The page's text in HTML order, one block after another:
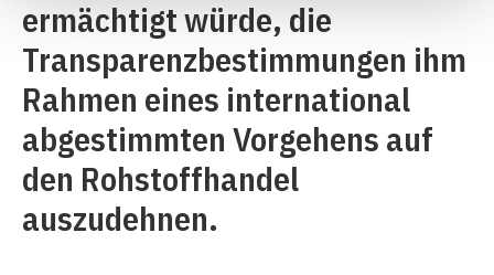
ermächtigt würde, die
Transparenzbestimmungen ihm
Rahmen eines international
abgestimmten Vorgehens auf
den Rohstoffhandel
auszudehnen.